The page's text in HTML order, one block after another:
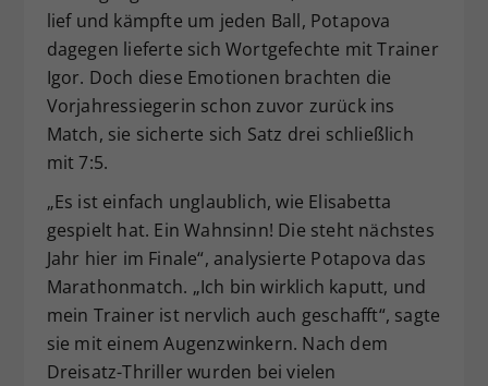
lief und kämpfte um jeden Ball, Potapova
dagegen lieferte sich Wortgefechte mit Trainer
Igor. Doch diese Emotionen brachten die
Vorjahressiegerin schon zuvor zurück ins
Match, sie sicherte sich Satz drei schließlich
mit 7:5.
„Es ist einfach unglaublich, wie Elisabetta
gespielt hat. Ein Wahnsinn! Die steht nächstes
Jahr hier im Finale“, analysierte Potapova das
Marathonmatch. „Ich bin wirklich kaputt, und
mein Trainer ist nervlich auch geschafft“, sagte
sie mit einem Augenzwinkern. Nach dem
Dreisatz-Thriller wurden bei vielen